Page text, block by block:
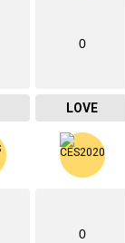
0
LOVE
0